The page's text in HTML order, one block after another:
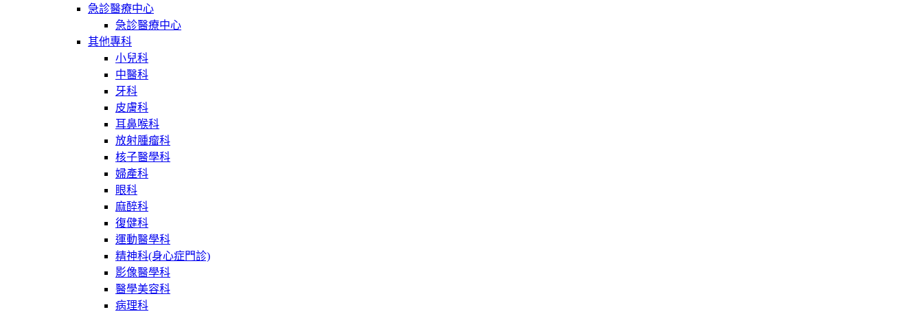
急診醫療中心
急診醫療中心
其他專科
小兒科
中醫科
牙科
皮膚科
耳鼻喉科
放射腫瘤科
核子醫學科
婦產科
眼科
麻醉科
復健科
運動醫學科
精神科(身心症門診)
影像醫學科
醫學美容科
病理科